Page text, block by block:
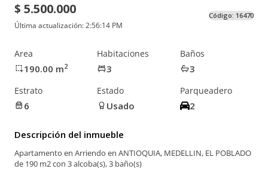
$ 5.500.000
Última actualización:2:56:14 PM
Código: 16470
Area
190.00 m2
Habitaciones
3
Baños
3
Estrato
6
Estado
Usado
Parqueadero
2
Descripción del inmueble
Apartamento en Arriendo en ANTIOQUIA, MEDELLIN, EL POBLADO
de 190 m2 con 3 alcoba(s), 3 baño(s)